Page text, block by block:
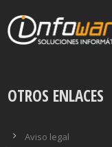
OTROS ENLACES
Aviso legal